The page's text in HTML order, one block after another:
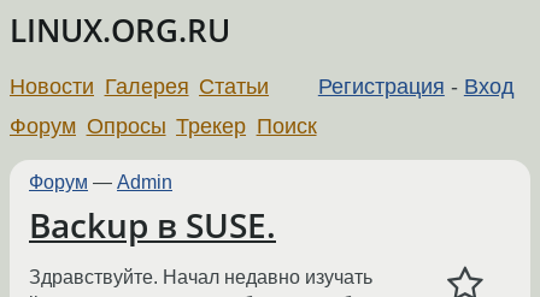
LINUX.ORG.RU
Регистрация - Вход
Новости Галерея Статьи
Форум Опросы Трекер Поиск
Форум — Admin
Backup в SUSE.
Здравствуйте. Начал недавно изучать